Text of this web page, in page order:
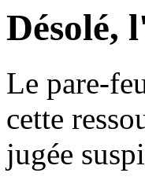
Désolé,
Le pare-
cette
jugée